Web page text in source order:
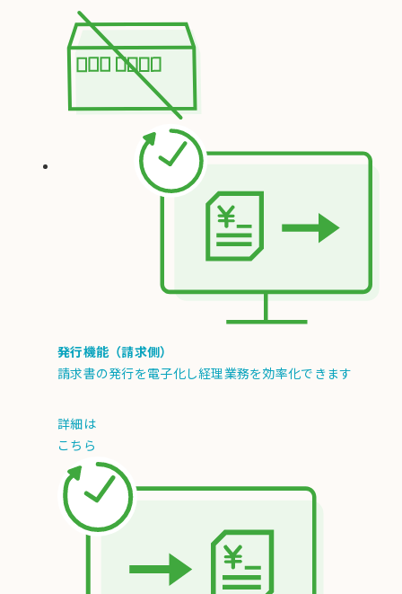
発行機能（請求側）
請求書の発行を電子化し経理業務を効率化できます
詳細は
こちら